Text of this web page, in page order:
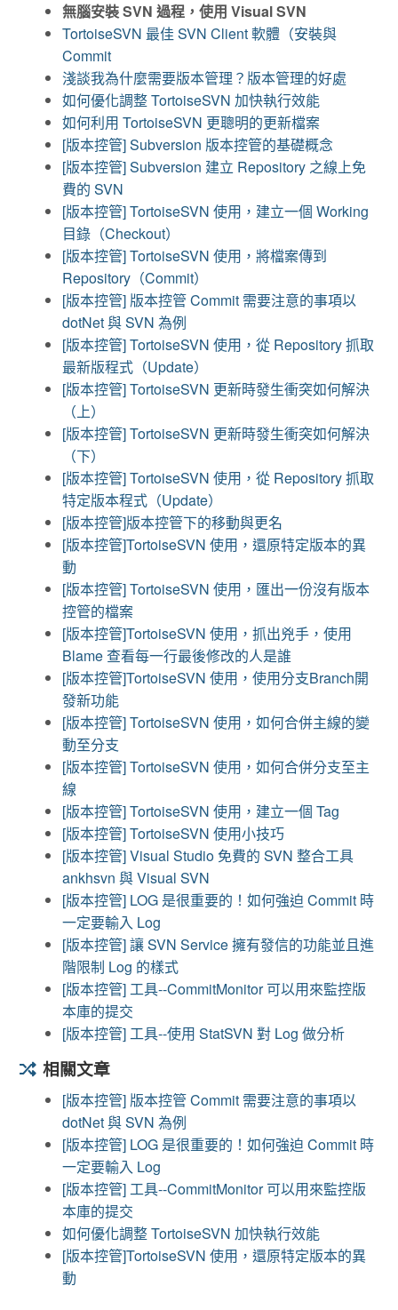
無腦安裝 SVN 過程，使用 Visual SVN
TortoiseSVN 最佳 SVN Client 軟體（安裝與
Commit
淺談我為什麼需要版本管理？版本管理的好處
如何優化調整 TortoiseSVN 加快執行效能
如何利用 TortoiseSVN 更聰明的更新檔案
[版本控管] Subversion 版本控管的基礎概念
[版本控管] Subversion 建立 Repository 之線上免
費的 SVN
[版本控管] TortoiseSVN 使用，建立一個 Working
目錄（Checkout）
[版本控管] TortoiseSVN 使用，將檔案傳到
Repository（Commit）
[版本控管] 版本控管 Commit 需要注意的事項以
dotNet 與 SVN 為例
[版本控管] TortoiseSVN 使用，從 Repository 抓取
最新版程式（Update）
[版本控管] TortoiseSVN 更新時發生衝突如何解決
（上）
[版本控管] TortoiseSVN 更新時發生衝突如何解決
（下）
[版本控管] TortoiseSVN 使用，從 Repository 抓取
特定版本程式（Update）
[版本控管]版本控管下的移動與更名
[版本控管]TortoiseSVN 使用，還原特定版本的異
動
[版本控管] TortoiseSVN 使用，匯出一份沒有版本
控管的檔案
[版本控管]TortoiseSVN 使用，抓出兇手，使用
Blame 查看每一行最後修改的人是誰
[版本控管]TortoiseSVN 使用，使用分支Branch開
發新功能
[版本控管] TortoiseSVN 使用，如何合併主線的變
動至分支
[版本控管] TortoiseSVN 使用，如何合併分支至主
線
[版本控管] TortoiseSVN 使用，建立一個 Tag
[版本控管] TortoiseSVN 使用小技巧
[版本控管] Visual Studio 免費的 SVN 整合工具
ankhsvn 與 Visual SVN
[版本控管] LOG 是很重要的！如何強迫 Commit 時
一定要輸入 Log
[版本控管] 讓 SVN Service 擁有發信的功能並且進
階限制 Log 的樣式
[版本控管] 工具--CommitMonitor 可以用來監控版
本庫的提交
[版本控管] 工具--使用 StatSVN 對 Log 做分析
相關文章
[版本控管] 版本控管 Commit 需要注意的事項以
dotNet 與 SVN 為例
[版本控管] LOG 是很重要的！如何強迫 Commit 時
一定要輸入 Log
[版本控管] 工具--CommitMonitor 可以用來監控版
本庫的提交
如何優化調整 TortoiseSVN 加快執行效能
[版本控管]TortoiseSVN 使用，還原特定版本的異
動